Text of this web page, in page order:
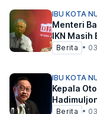
IBU KOTA
Menteri
IKN Masih
Berita •
IBU KOTA
Kepala
Berita •